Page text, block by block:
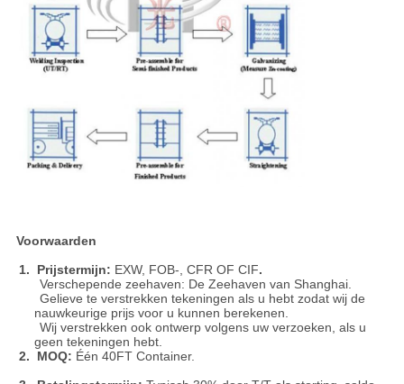
Voorwaarden
1. Prijstermijn: EXW, FOB-, CFR OF CIF.
Verschepende zeehaven: De Zeehaven van Shanghai.
Gelieve te verstrekken tekeningen als u hebt zodat wij de
nauwkeurige prijs voor u kunnen berekenen.
Wij verstrekken ook ontwerp volgens uw verzoeken, als u
geen tekeningen hebt.
2. MOQ: Één 40FT Container.